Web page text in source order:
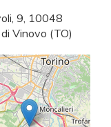
9, 10048
Vinovo (TO)